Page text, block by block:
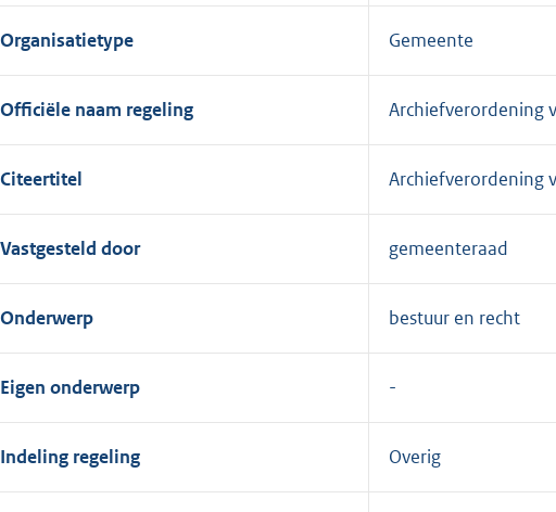
Organisatietype Gemeente
Officiële naam regeling Archiefverordening
Citeertitel Archiefverordening
Vastgesteld door gemeenteraad
Onderwerp bestuur en recht
Eigen onderwerp
Indeling regeling Overig